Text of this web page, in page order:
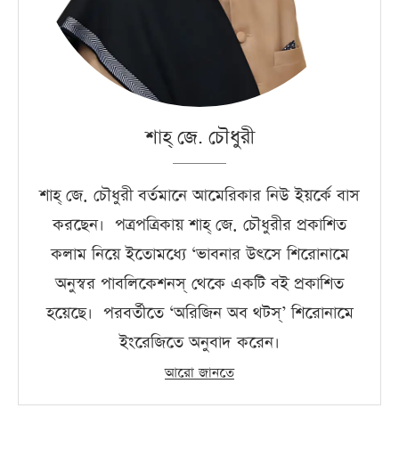
শাহ্‌ জে. চৌধুরী
শাহ্‌ জে. চৌধুরী বর্তমানে আমেরিকার নিউ ইয়র্কে বাস
করছেন। পত্রপত্রিকায় শাহ্‌ জে. চৌধুরীর প্রকাশিত
কলাম নিয়ে ইতোমধ্যে ‘ভাবনার উৎসে শিরোনামে
অনুস্বর পাবলিকেশনস্‌ থেকে একটি বই প্রকাশিত
হয়েছে। পরবর্তীতে ‘অরিজিন অব থটস্‌’ শিরোনামে
ইংরেজিতে অনুবাদ করেন।
আরো জানতে